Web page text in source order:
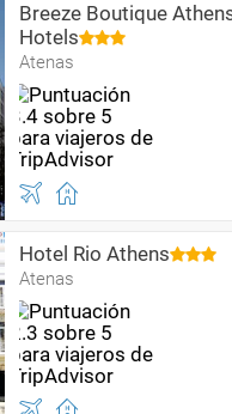
Breeze Boutique
Hotels
Atenas
Hotel Rio Athens
Atenas